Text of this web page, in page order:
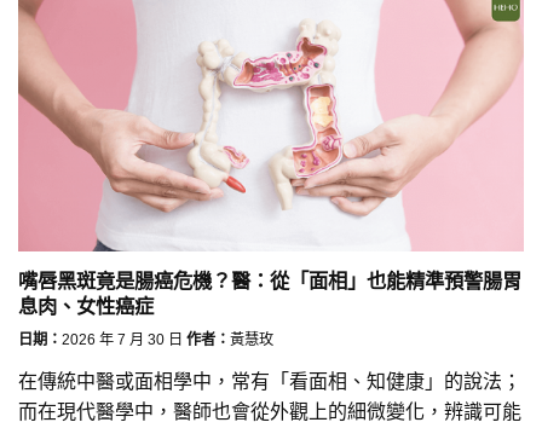
嘴唇黑斑竟是腸癌危機？醫：從「面相」也能精準預警腸胃
息肉、女性癌症
日期： 2026 年 7 月 30 日 作者： 黃慧玫
在傳統中醫或面相學中，常有「看面相、知健康」的說法；
而在現代醫學中，醫師也會從外觀上的細微變化，辨識可能